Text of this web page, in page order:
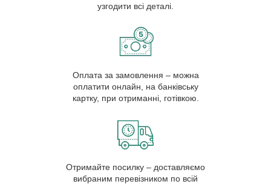
узгодити всі деталі.
Оплата за замовлення – можна
оплатити онлайн, на банківську
картку, при отриманні, готівкою.
Отримайте посилку – доставляємо
вибраним перевізником по всій